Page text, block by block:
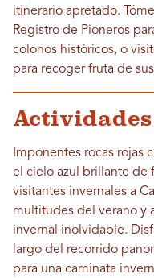
itinerario apretado.
Registro de Pioneros
colonos históricos, o
para recoger fruta de
Imponentes rocas rojas
el cielo azul brillante de
visitantes invernales a
multitudes del verano y
invernal inolvidable.
largo del recorrido
para una caminata